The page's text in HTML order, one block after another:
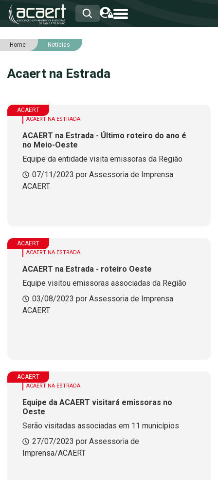
HOME
ASSOCIADOS
NOTÍCIAS
SERVIÇOS
Home Notícias
Acaert na Estrada
ACAERT
ACAERT NA ESTRADA
ACAERT na Estrada - Último roteiro do ano é
no Meio-Oeste
Equipe da entidade visita emissoras da Região
07/11/2023 por Assessoria de Imprensa
ACAERT
ACAERT
ACAERT NA ESTRADA
ACAERT na Estrada - roteiro Oeste
Equipe visitou emissoras associadas da Região
03/08/2023 por Assessoria de Imprensa
ACAERT
ACAERT
ACAERT NA ESTRADA
Equipe da ACAERT visitará emissoras no
Oeste
Serão visitadas associadas em 11 municípios
27/07/2023 por Assessoria de
Imprensa/ACAERT